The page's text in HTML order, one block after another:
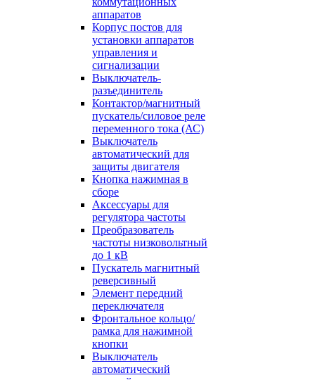
аппаратов
Корпус постов для
установки аппаратов
управления и
сигнализации
Выключатель-
разъединитель
Контактор/магнитный
пускатель/силовое реле
переменного тока (АС)
Выключатель
автоматический для
защиты двигателя
Кнопка нажимная в
сборе
Аксессуары для
регулятора частоты
Преобразователь
частоты низковольтный
до 1 кВ
Пускатель магнитный
реверсивный
Элемент передний
переключателя
Фронтальное кольцо/
рамка для нажимной
кнопки
Выключатель
автоматический